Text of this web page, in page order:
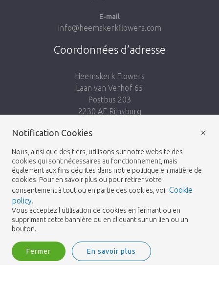
E-mail
info@heemskerkflowers.com
Coordonnées d’adresse
Heemskerk Flowers
Laan van Verhof 65
Postbus 203
2230 AE Rijnsburg
© 2026 -
Heemskerk Flowers is a trading name of BGH A.Heemskerk AZN b.v.
Notification Cookies
Nous, ainsi que des tiers, utilisons sur notre website des
cookies qui sont nécessaires au fonctionnement, mais
également aux fins décrites dans notre politique en matière de
cookies. Pour en savoir plus ou pour retirer votre
consentement à tout ou en partie des cookies, voirCookie
policy.
Vous acceptez l utilisation de cookies en fermant ou en
supprimant cette bannière ou en cliquant sur un lien ou un
bouton.
Fermer En savoir plus
×